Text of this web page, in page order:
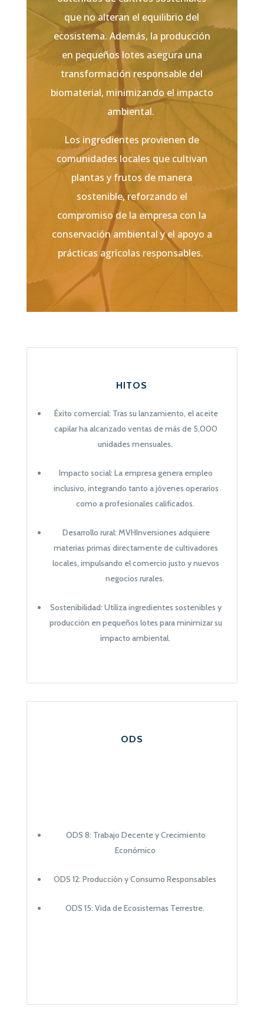
que no alteran el equilibrio del
ecosistema. Además, la producción
en pequeños lotes asegura una
transformación responsable del
biomaterial, minimizando el impacto
ambiental.
Los ingredientes provienen de
comunidades locales que cultivan
plantas y frutos de manera
sostenible, reforzando el
compromiso de la empresa con la
conservación ambiental y el apoyo a
prácticas agrícolas responsables.
HITOS
Éxito comercial: Tras su lanzamiento, el aceite
capilar ha alcanzado ventas de más de 5,000
unidades mensuales.
Impacto social: La empresa genera empleo
inclusivo, integrando tanto a jóvenes operarios
como a profesionales calificados.
Desarrollo rural: MVHInversiones adquiere
materias primas directamente de cultivadores
locales, impulsando el comercio justo y nuevos
negocios rurales.
Sostenibilidad: Utiliza ingredientes sostenibles y
producción en pequeños lotes para minimizar su
impacto ambiental.
ODS
ODS 8: Trabajo Decente y Crecimiento
Económico
ODS 12: Producción y Consumo Responsables
ODS 15: Vida de Ecosistemas Terrestre.